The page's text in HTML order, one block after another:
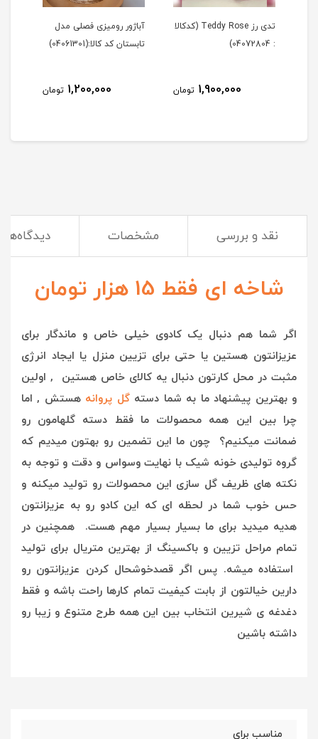
تدی رز Teddy Rose (کدکالا
: 04072804)
1,900,000 تومان
آباژور رومیزی فصلی مدل
تابستان کد کالا:(04061301)
1,200,000 تومان
نقد و بررسی مشخصات دیدگاه‌ها
شاخه ای فقط 15 هزار تومان
اگر شما هم دنبال یک کادوی خیلی خاص و ماندگار برای
عزیزانتون هستین یا حتی برای تزیین منزل یا ایجاد انرژی
مثبت در محل کارتون دنبال یه کالای خاص هستین , اولین
و بهترین پیشنهاد ما به شما دسته گل پروانههستش , اما
چرا بین این همه محصولات ما فقط دسته گلهامون رو
ضمانت میکنیم؟ چون ما این تضمین رو بهتون میدیم که
گروه تولیدی خونه شیک با نهایت وسواس و دقت و توجه به
نکته های ظریف گل سازی این محصولات رو تولید میکنه و
حس خوب شما در لحظه ای که این کادو رو به عزیزانتون
هدیه میدید برای ما بسیار بسیار مهم هست. همچنین در
تمام مراحل تزیین و باکسینگ از بهترین متریال برای تولید
استفاده میشه. پس اگر قصدخوشحال کردن عزیزانتون رو
دارین خیالتون از بابت کیفیت تمام کارها راحت باشه و فقط
دغدغه ی شیرین انتخاب بین این همه طرح متنوع و زیبا رو
داشته باشین
مناسب برای